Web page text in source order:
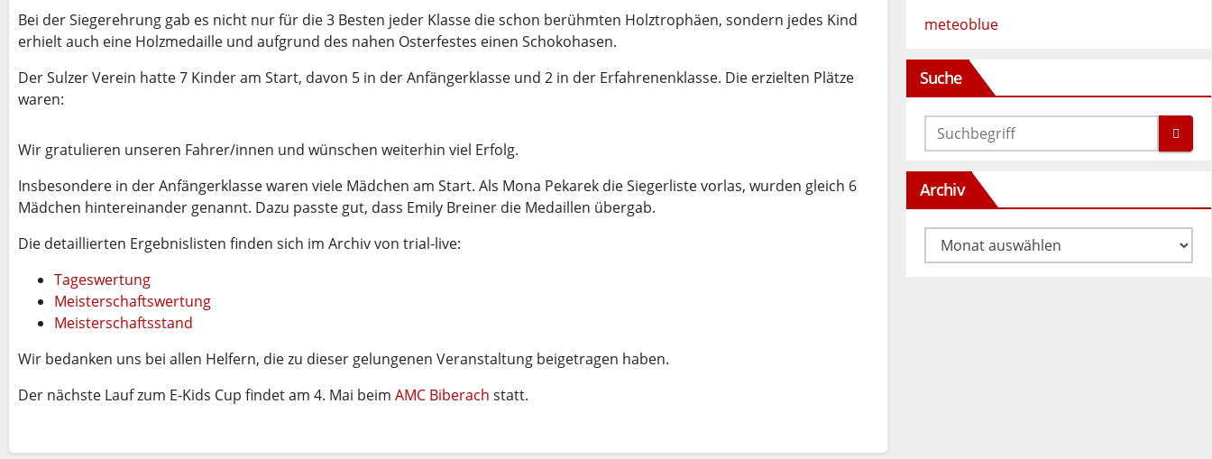
Bei der Siegerehrung gab es nicht nur für die 3 Besten jeder Klasse die schon berühmten Holztrophäen, sondern jedes Kind
erhielt auch eine Holzmedaille und aufgrund des nahen Osterfestes einen Schokohasen.
Der Sulzer Verein hatte 7 Kinder am Start, davon 5 in der Anfängerklasse und 2 in der Erfahrenenklasse. Die erzielten Plätze
waren:
Wir gratulieren unseren Fahrer/innen und wünschen weiterhin viel Erfolg.
Insbesondere in der Anfängerklasse waren viele Mädchen am Start. Als Mona Pekarek die Siegerliste vorlas, wurden gleich 6
Mädchen hintereinander genannt. Dazu passte gut, dass Emily Breiner die Medaillen übergab.
Die detaillierten Ergebnislisten finden sich im Archiv von trial-live:
Tageswertung
Meisterschaftswertung
Meisterschaftsstand
Wir bedanken uns bei allen Helfern, die zu dieser gelungenen Veranstaltung beigetragen haben.
Der nächste Lauf zum E-Kids Cup findet am 4. Mai beim AMC Biberach statt.
meteoblue
Suche
Archiv
Archiv